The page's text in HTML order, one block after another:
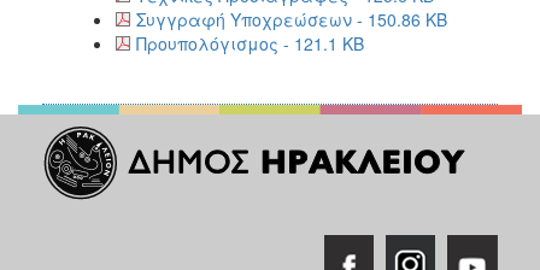
ΕΠΙΣΚΕΠΤΗΣ
ΗΡΑΚΛΕΙΟ
Συγγραφή Υποχρεώσεων - 150.86 KB
Προυπολόγισμος - 121.1 KB